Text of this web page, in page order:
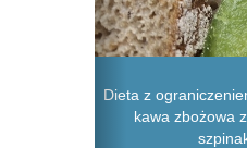
Dieta z
kawa zbożowa